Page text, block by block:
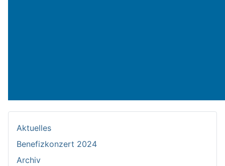
Aktuelles
Benefizkonzert 2024
Archiv